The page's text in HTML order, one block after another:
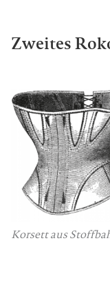
Zweites
Korsett aus